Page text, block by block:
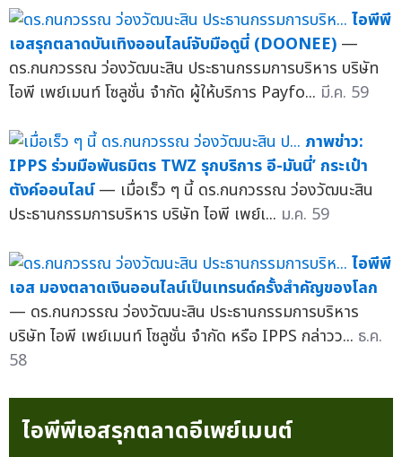
ไอพีพี
เอสรุกตลาดบันเทิงออนไลน์จับมือดูนี่ (DOONEE) —
ดร.กนกวรรณ ว่องวัฒนะสิน ประธานกรรมการบริหาร บริษัท
ไอพี เพย์เมนท์ โซลูชั่น จำกัด ผู้ให้บริการ Payfo... มี.ค. 59
ภาพข่าว:
IPPS ร่วมมือพันธมิตร TWZ รุกบริการ อี-มันนี่’ กระเป๋า
ตังค์ออนไลน์ — เมื่อเร็ว ๆ นี้ ดร.กนกวรรณ ว่องวัฒนะสิน
ประธานกรรมการบริหาร บริษัท ไอพี เพย์เ... ม.ค. 59
ไอพีพี
เอส มองตลาดเงินออนไลน์เป็นเทรนด์ครั้งสำคัญของโลก
— ดร.กนกวรรณ ว่องวัฒนะสิน ประธานกรรมการบริหาร
บริษัท ไอพี เพย์เมนท์ โซลูชั่น จำกัด หรือ IPPS กล่าวว... ธ.ค.
58
ไอพีพีเอสรุกตลาดอีเพย์เมนต์